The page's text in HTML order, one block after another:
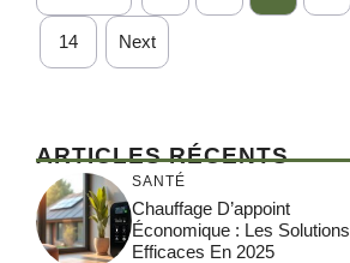
14 Next
ARTICLES RÉCENTS
SANTÉ
Chauffage D’appoint
Économique : Les Solutions
Efficaces En 2025